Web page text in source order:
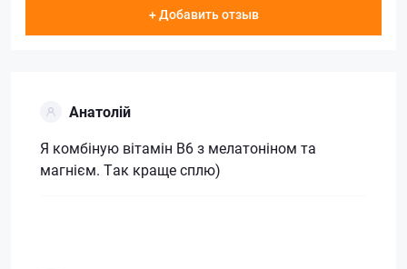
+ Добавить отзыв
Анатолій
Я комбіную вітамін В6 з мелатоніном та
магнієм. Так краще сплю)